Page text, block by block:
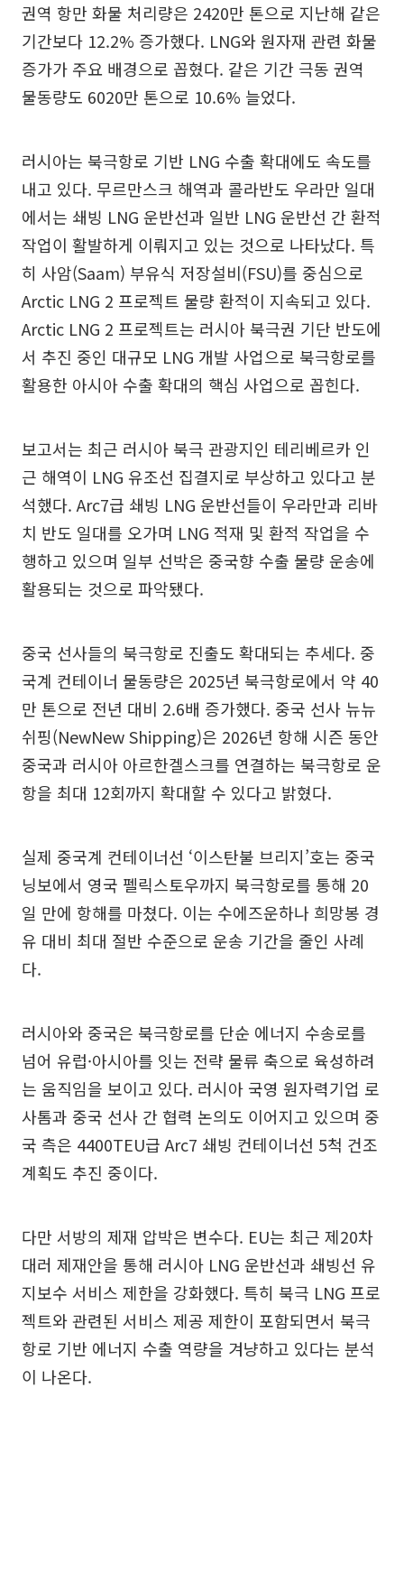
권역 항만 화물 처리량은 2420만 톤으로 지난해 같은
기간보다 12.2% 증가했다. LNG와 원자재 관련 화물
증가가 주요 배경으로 꼽혔다. 같은 기간 극동 권역
물동량도 6020만 톤으로 10.6% 늘었다.
러시아는 북극항로 기반 LNG 수출 확대에도 속도를
내고 있다. 무르만스크 해역과 콜라반도 우라만 일대
에서는 쇄빙 LNG 운반선과 일반 LNG 운반선 간 환적
작업이 활발하게 이뤄지고 있는 것으로 나타났다. 특
히 사암(Saam) 부유식 저장설비(FSU)를 중심으로
Arctic LNG 2 프로젝트 물량 환적이 지속되고 있다.
Arctic LNG 2 프로젝트는 러시아 북극권 기단 반도에
서 추진 중인 대규모 LNG 개발 사업으로 북극항로를
활용한 아시아 수출 확대의 핵심 사업으로 꼽힌다.
보고서는 최근 러시아 북극 관광지인 테리베르카 인
근 해역이 LNG 유조선 집결지로 부상하고 있다고 분
석했다. Arc7급 쇄빙 LNG 운반선들이 우라만과 리바
치 반도 일대를 오가며 LNG 적재 및 환적 작업을 수
행하고 있으며 일부 선박은 중국향 수출 물량 운송에
활용되는 것으로 파악됐다.
중국 선사들의 북극항로 진출도 확대되는 추세다. 중
국계 컨테이너 물동량은 2025년 북극항로에서 약 40
만 톤으로 전년 대비 2.6배 증가했다. 중국 선사 뉴뉴
쉬핑(NewNew Shipping)은 2026년 항해 시즌 동안
중국과 러시아 아르한겔스크를 연결하는 북극항로 운
항을 최대 12회까지 확대할 수 있다고 밝혔다.
실제 중국계 컨테이너선 ‘이스탄불 브리지’호는 중국
닝보에서 영국 펠릭스토우까지 북극항로를 통해 20
일 만에 항해를 마쳤다. 이는 수에즈운하나 희망봉 경
유 대비 최대 절반 수준으로 운송 기간을 줄인 사례
다.
러시아와 중국은 북극항로를 단순 에너지 수송로를
넘어 유럽·아시아를 잇는 전략 물류 축으로 육성하려
는 움직임을 보이고 있다. 러시아 국영 원자력기업 로
사톰과 중국 선사 간 협력 논의도 이어지고 있으며 중
국 측은 4400TEU급 Arc7 쇄빙 컨테이너선 5척 건조
계획도 추진 중이다.
다만 서방의 제재 압박은 변수다. EU는 최근 제20차
대러 제재안을 통해 러시아 LNG 운반선과 쇄빙선 유
지보수 서비스 제한을 강화했다. 특히 북극 LNG 프로
젝트와 관련된 서비스 제공 제한이 포함되면서 북극
항로 기반 에너지 수출 역량을 겨냥하고 있다는 분석
이 나온다.